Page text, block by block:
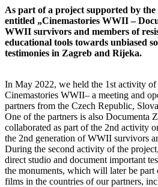
As part of a project supported by
entitled „Cinemastories WWII –
WWII survivors and members of
educational tools towards unbiased
testimonies in Zagreb and Rijeka.
In May 2022, we held the 1st activity of
Cinemastories WWII– a meeting and
partners from the Czech Republic,
One of the partners is also Documenta
collaborated as part of the 2nd activity
the 2nd generation of WWII survivors
During the second activity of the
direct studio and document important
the monuments, which will later be part
films in the countries of our partners,